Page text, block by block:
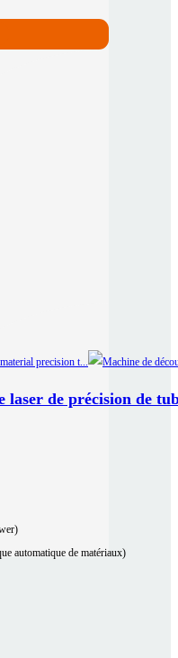
laser de précision de
automatique de matériaux)